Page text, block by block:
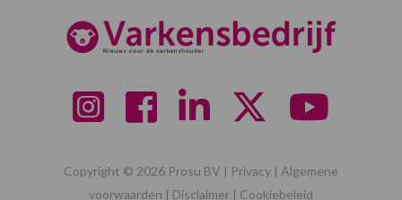
Copyright © 2026 Prosu BV | Privacy | Algemene
voorwaarden | Disclaimer | Cookiebeleid